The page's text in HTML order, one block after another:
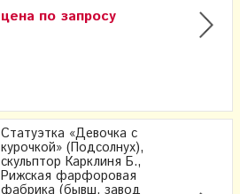
цена по запросу
Статуэтка «Девочка с
курочкой» (Подсолнух),
скульптор Карклиня Б.,
Рижская фарфоровая
фабрика (бывш. завод